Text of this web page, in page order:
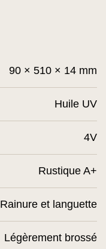
90 × 510 × 14 mm
Huile UV
4V
Rustique A+
Rainure et languette
Légèrement brossé